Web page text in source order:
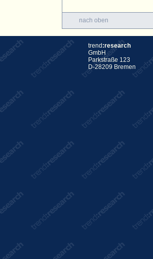
nach oben
trend :research
GmbH
Parkstraße 123
D-28209 Bremen